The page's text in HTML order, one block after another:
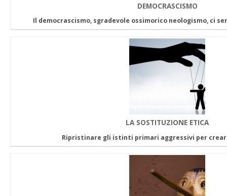
DEMOCRASCISMO
Il democrascismo, sgradevole ossimorico neologismo, ci
LA SOSTITUZIONE ETICA
Ripristinare gli istinti primari aggressivi per